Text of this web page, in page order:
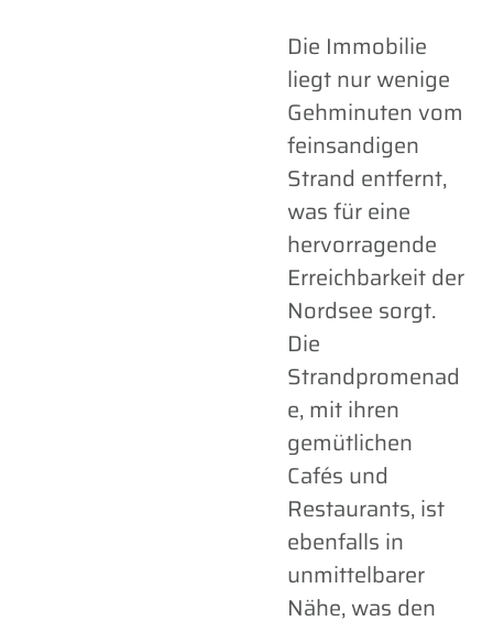
Die Immobilie
liegt nur wenige
Gehminuten vom
feinsandigen
Strand entfernt,
was für eine
hervorragende
Erreichbarkeit der
Nordsee sorgt.
Die
Strandpromenad
e, mit ihren
gemütlichen
Cafés und
Restaurants, ist
ebenfalls in
unmittelbarer
Nähe, was den